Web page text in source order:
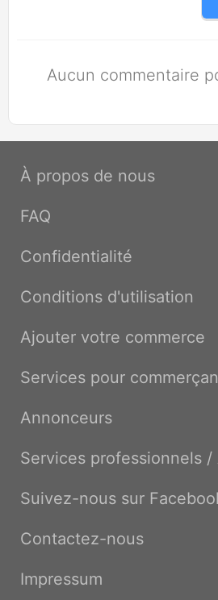
Aucun commentaire
À propos de nous
FAQ
Confidentialité
Conditions d'utilisation
Ajouter votre commerce
Services pour
Annonceurs
Services professionnels /
Suivez-nous sur
Contactez-nous
Impressum